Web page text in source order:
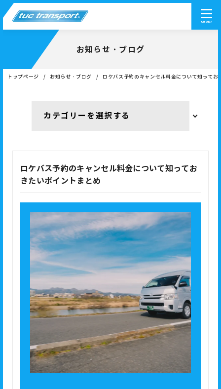
MENU
お知らせ・ブログ
トップページ お知らせ・ブログ ロケバス予約のキャンセル料金について知ってお
ロケバス予約のキャンセル料金について知ってお
きたいポイントまとめ